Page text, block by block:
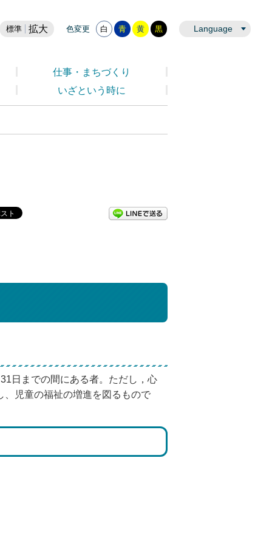
標準 拡大 色変更 白 青 黄 黒 Language
仕事・まちづくり
いざという時に
日までの間にある者。ただし，心
児童の福祉の増進を図るもので